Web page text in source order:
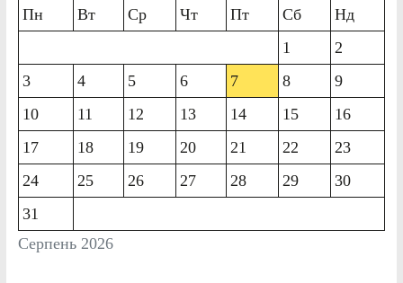
Серпень 2026
Пн Вт Ср Чт Пт Сб
Нд
1
2
3
4 5 6 7 8
9
10
11 12 13 14 15
16
17
18 19 20 21 22
23
24
25 26 27 28 29
30
31